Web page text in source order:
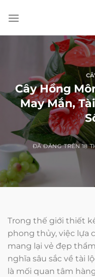
đến
Cây Hồng
May Mắn,
ĐÃ ĐĂNG TRÊN18
Trong thế giới thiết
phong thủy, việc lựa
mang lại vẻ đẹp
nghĩa sâu sắc về tài
là mối quan tâm